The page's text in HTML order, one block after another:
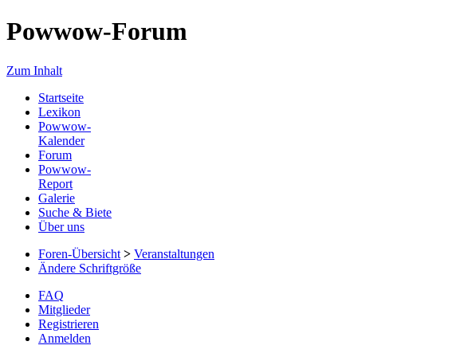
Powwow-Forum
Zum Inhalt
Startseite
Lexikon
Powwow-
Kalender
Forum
Powwow-
Report
Galerie
Suche & Biete
Über uns
Foren-Übersicht > Veranstaltungen
Ändere Schriftgröße
FAQ
Mitglieder
Registrieren
Anmelden